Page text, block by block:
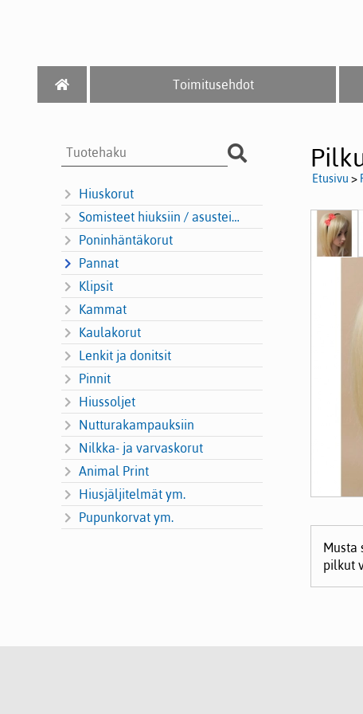
Toimitusehdot
Hiuskorut
Somisteet hiuksiin / asusteisiin
Poninhäntäkorut
Pannat
Klipsit
Kammat
Kaulakorut
Lenkit ja donitsit
Pinnit
Hiussoljet
Nutturakampauksiin
Nilkka- ja varvaskorut
Animal Print
Hiusjäljitelmät ym.
Pupunkorvat ym.
Etusivu >
Musta
pilkut